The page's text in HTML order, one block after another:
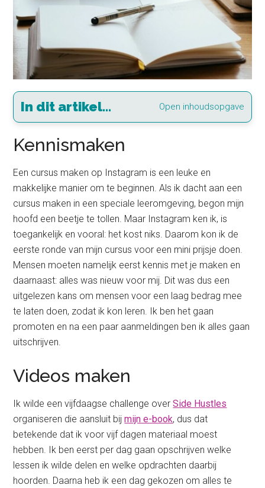
In dit artikel... Open inhoudsopgave
Kennismaken
Een cursus maken op Instagram is een leuke en
makkelijke manier om te beginnen. Als ik dacht aan een
cursus maken in een speciale leeromgeving, begon mijn
hoofd een beetje te tollen. Maar Instagram ken ik, is
toegankelijk en vooral: het kost niks. Daarom kon ik de
eerste ronde van mijn cursus voor een mini prijsje doen.
Mensen moeten namelijk eerst kennis met je maken en
daarnaast: alles was nieuw voor mij. Dit was dus een
uitgelezen kans om mensen voor een laag bedrag mee
te laten doen, zodat ik kon leren. Ik ben het gaan
promoten en na een paar aanmeldingen ben ik alles gaan
uitschrijven.
Videos maken
Ik wilde een vijfdaagse challenge overSide Hustles
organiseren die aansluit bijmijn e-book, dus dat
betekende dat ik voor vijf dagen materiaal moest
hebben. Ik ben eerst per dag gaan opschrijven welke
lessen ik wilde delen en welke opdrachten daarbij
hoorden. Daarna heb ik een dag gekozen om alles te